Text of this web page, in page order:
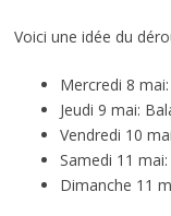
Voici une idée du
Mercredi 8
Jeudi 9 mai:
Vendredi 10
Samedi 11
Dimanche 11